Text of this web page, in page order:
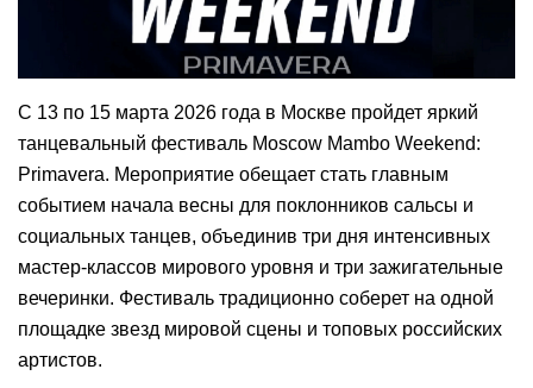
С 13 по 15 марта 2026 года в Москве пройдет яркий
танцевальный фестиваль Moscow Mambo Weekend:
Primavera. Мероприятие обещает стать главным
событием начала весны для поклонников сальсы и
социальных танцев, объединив три дня интенсивных
мастер-классов мирового уровня и три зажигательные
вечеринки. Фестиваль традиционно соберет на одной
площадке звезд мировой сцены и топовых российских
артистов.